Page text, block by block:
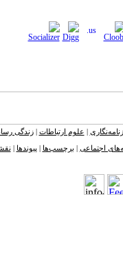
علوم ارتباطات |زندگی
اجتماعی برچسب‌ها پیوندها